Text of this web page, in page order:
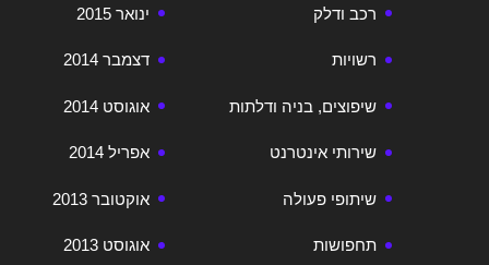
ינואר 2015
דצמבר 2014
אוגוסט 2014
אפריל 2014
אוקטובר 2013
אוגוסט 2013
רכב ודלק
רשויות
שיפוצים, בניה ודלתות
שירותי אינטרנט
שיתופי פעולה
תחפושות